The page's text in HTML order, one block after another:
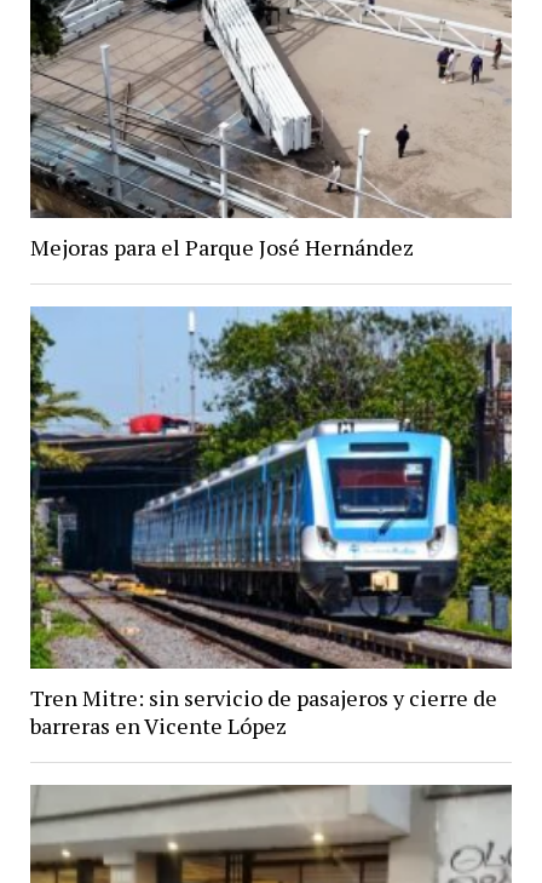
Mejoras para el Parque José Hernández
Tren Mitre: sin servicio de pasajeros y cierre de
barreras en Vicente López